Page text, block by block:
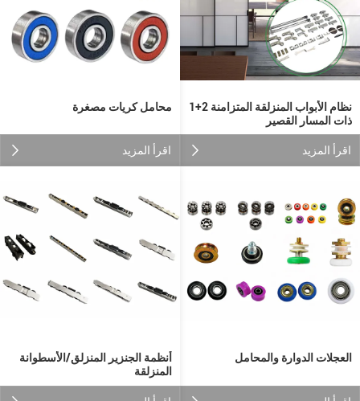
نظام الأبواب المنزلقة المتزامنة 2+1
ذات المسار القصير
اقرأ المزيد
محامل كريات مصغرة
اقرأ المزيد
العجلات الدوارة والمحامل
أنظمة الجنزير المنزلق/الأسطوانة
المنزلقة